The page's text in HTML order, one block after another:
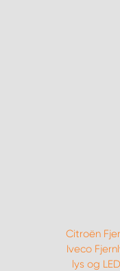
Citroën
Iveco
lys og